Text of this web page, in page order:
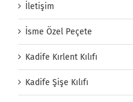
İletişim
İsme Özel Peçete
Kadife Kırlent Kılıfı
Kadife Şişe Kılıfı